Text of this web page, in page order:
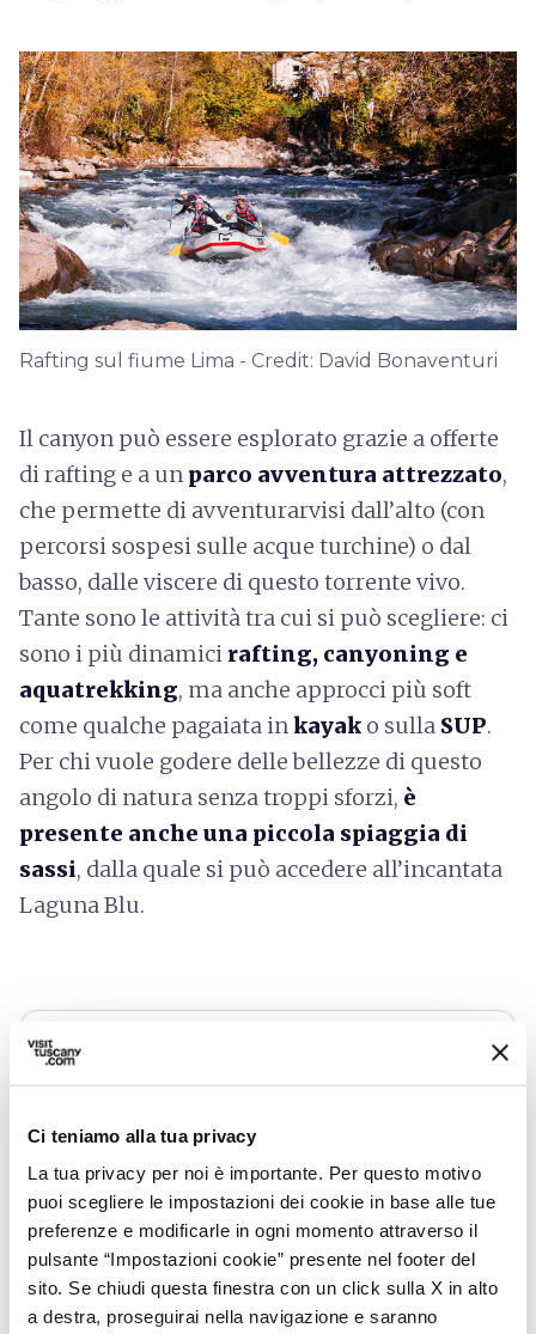
Ci teniamo alla tua privacy
La tua privacy per noi è importante. Per questo motivo
puoi scegliere le impostazioni dei cookie in base alle tue
preferenze e modificarle in ogni momento attraverso il
pulsante “Impostazioni cookie” presente nel footer del
sito. Se chiudi questa finestra con un click sulla X in alto
a destra, proseguirai nella navigazione e saranno
Rafting sul fiume Lima - Credit: David Bonaventuri
Il canyon può essere esplorato grazie a offerte
di rafting e a un parco avventura attrezzato,
che permette di avventurarvisi dall’alto (con
percorsi sospesi sulle acque turchine) o dal
basso, dalle viscere di questo torrente vivo.
Tante sono le attività tra cui si può scegliere: ci
sono i più dinamici rafting, canyoning e
aquatrekking, ma anche approcci più soft
come qualche pagaiata inkayak o sulla SUP.
Per chi vuole godere delle bellezze di questo
angolo di natura senza troppi sforzi, è
presente anche una piccola spiaggia di
sassi, dalla quale si può accedere all’incantata
Laguna Blu.
directions Indicazioni